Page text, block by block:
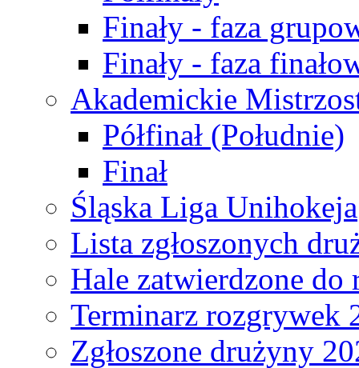
Finały - faza
Finały - faza
Akademickie
Półfinał (Południe)
Finał
Śląska Liga Unihokeja
Lista zgłoszonych
Hale zatwierdzone do
Terminarz rozgrywek
Zgłoszone drużyny